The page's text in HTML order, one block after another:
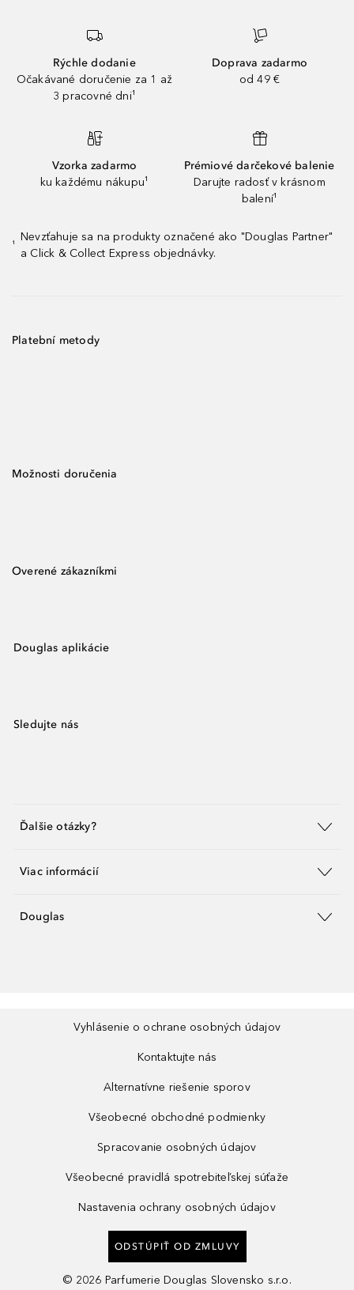
Rýchle dodanie
Očakávané doručenie za 1 až
3 pracovné dni¹
Doprava zadarmo
od 49 €
Vzorka zadarmo
ku každému nákupu¹
Prémiové darčekové balenie
Darujte radosť v krásnom
balení¹
¹
Nevzťahuje sa na produkty označené ako "Douglas Partner"
a Click & Collect Express objednávky.
Platební metody
Možnosti doručenia
Overené zákazníkmi
Douglas aplikácie
Sledujte nás
Ďalšie otázky?
Viac informácií
Douglas
Vyhlásenie o ochrane osobných údajov
Kontaktujte nás
Alternatívne riešenie sporov
Všeobecné obchodné podmienky
Spracovanie osobných údajov
Všeobecné pravidlá spotrebiteľskej súťaže
Nastavenia ochrany osobných údajov
ODSTÚPIŤ OD ZMLUVY
© 2026 Parfumerie Douglas Slovensko s.r.o.